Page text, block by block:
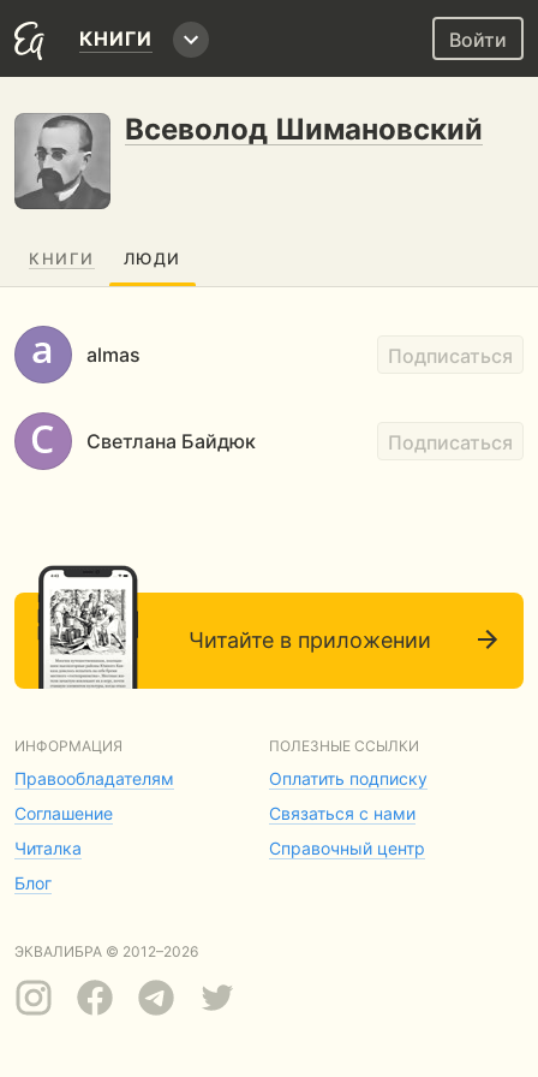
КНИГИ Войти
Всеволод Шимановский
КНИГИ ЛЮДИ
almas Подписаться
Светлана Байдюк Подписаться
Читайте в приложении
ИНФОРМАЦИЯ
Правообладателям
Соглашение
Читалка
Блог
ПОЛЕЗНЫЕ ССЫЛКИ
Оплатить подписку
Связаться с нами
Справочный центр
ЭКВАЛИБРА © 2012–2026